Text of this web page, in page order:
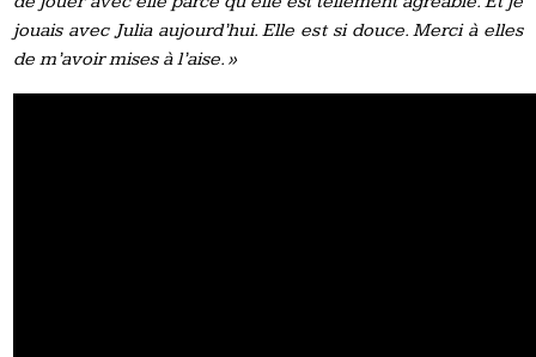
jouais avec Julia aujourd’hui. Elle est si douce. Merci à elles
de m’avoir mises à l’aise. »